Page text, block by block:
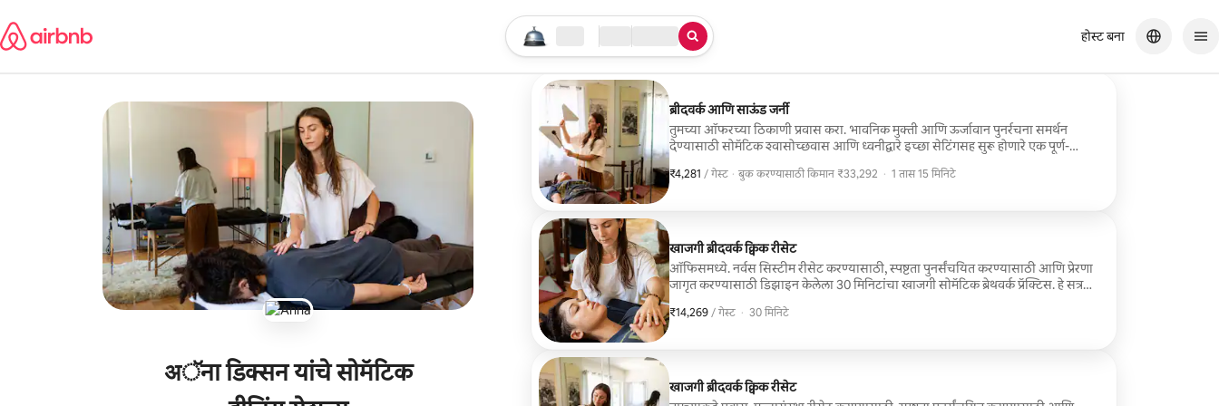
जा
तुमचा सर्च सुरू करा
लोकेशन चेक इन / चेक आऊट
सेवेचा प्रकार
होस्ट बना
अॅना डिक्सन यांचे सोमॅटिक
ब्रीदवर्क आणि साऊंड जर्नी
तुमच्या ऑफरच्या ठिकाणी प्रवास करा. भावनिक मुक्ती आणि ऊर्जावान पुनर्रचना समर्थन
देण्यासाठी सोमॅटिक श्वासोच्छवास आणि ध्वनीद्वारे इच्छा सेटिंगसह सुरू होणारे एक पूर्ण-
स्पेक्ट्रम उपचार सत्र. तुमचा अनुभव संपूर्णपणे समजून घेण्यासाठी आम्ही एकत्रीकरण आणि
मार्गदर्शनासह सत्राचा शेवट करतो.
₹4,281 / गेस्ट
₹4,281 प्रति गेस्ट
· बुक करण्यासाठी किमान ₹33,292
, · 1 तास 15 मिनिटे
खाजगी ब्रीदवर्क क्विक रीसेट
ऑफिसमध्ये. नर्वस सिस्टीम रीसेट करण्यासाठी, स्पष्टता पुनर्संचयित करण्यासाठी आणि प्रेरणा
जागृत करण्यासाठी डिझाइन केलेला 30 मिनिटांचा खाजगी सोमॅटिक ब्रेथवर्क प्रॅक्टिस. हे सत्र
संतुलन आणि उपस्थितीमध्ये एक द्रुत परंतु शक्तिशाली बदल प्रदान करते.
₹14,269 / गेस्ट
₹14,269 प्रति गेस्ट
, · 30 मिनिटे
खाजगी ब्रीदवर्क क्विक रीसेट